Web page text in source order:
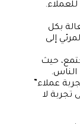
للعملاء.
بكل
إلى
حيث
عملاء”
تجربة لا